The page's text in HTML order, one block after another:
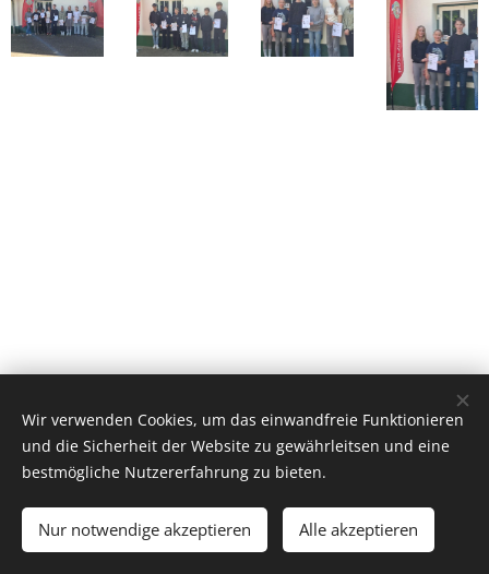
Powered byWebnode Cookies
Wir verwenden Cookies, um das einwandfreie Funktionieren
und die Sicherheit der Website zu gewährleitsen und eine
bestmögliche Nutzererfahrung zu bieten.
Nur notwendige akzeptieren Alle akzeptieren